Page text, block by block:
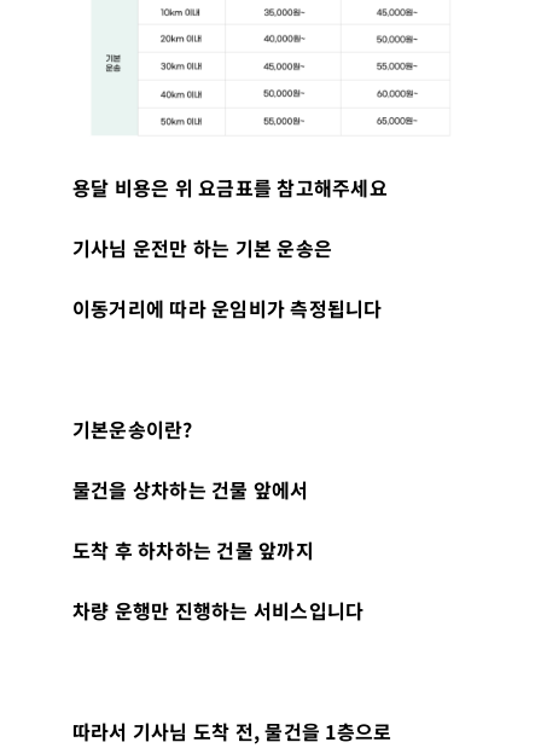
용달 비용은 위 요금표를 참고해주세요
기사님 운전만 하는 기본 운송은
이동거리에 따라 운임비가 측정됩니다
기본운송이란?
물건을 상차하는 건물 앞에서
도착 후 하차하는 건물 앞까지
차량 운행만 진행하는 서비스입니다
따라서 기사님 도착 전,물건을 1층으로